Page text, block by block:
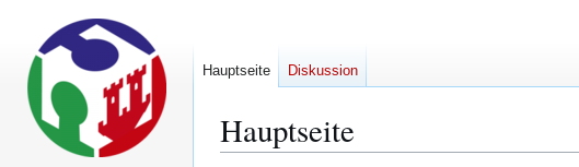
Hauptseite
Hauptseite Diskussion